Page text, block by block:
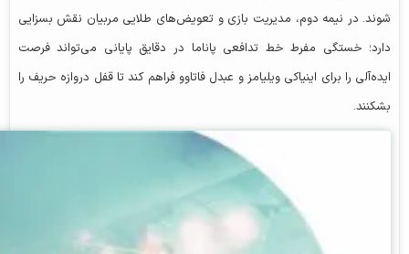
شوند. در نیمه دوم، مدیریت بازی و تعویض‌های طلایی مربیان نقش بسزایی
دارد؛ خستگی مفرط خط تدافعی پاناما در دقایق پایانی می‌تواند فرصت
ایده‌آلی را برای اینیاکی ویلیامز و عبدل فاتاوو فراهم کند تا قفل دروازه حریف را
بشکنند.